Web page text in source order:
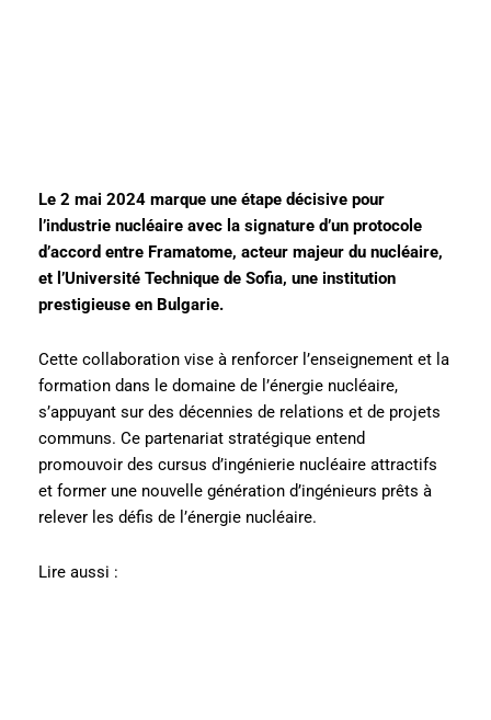
Le 2 mai 2024 marque une étape décisive pour
l’industrie nucléaire avec la signature d’un protocole
d’accord entre Framatome, acteur majeur du nucléaire,
et l’Université Technique de Sofia, une institution
prestigieuse en Bulgarie.
Cette collaboration vise à renforcer l’enseignement et la
formation dans le domaine de l’énergie nucléaire,
s’appuyant sur des décennies de relations et de projets
communs. Ce partenariat stratégique entend
promouvoir des cursus d’ingénierie nucléaire attractifs
et former une nouvelle génération d’ingénieurs prêts à
relever les défis de l’énergie nucléaire.
Lire aussi :